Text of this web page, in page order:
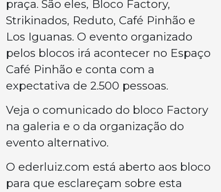
praça. São eles, Bloco Factory,
Strikinados, Reduto, Café Pinhão e
Los Iguanas. O evento organizado
pelos blocos irá acontecer no Espaço
Café Pinhão e conta com a
expectativa de 2.500 pessoas.
Veja o comunicado do bloco Factory
na galeria e o da organização do
evento alternativo.
O ederluiz.com está aberto aos bloco
para que esclareçam sobre esta